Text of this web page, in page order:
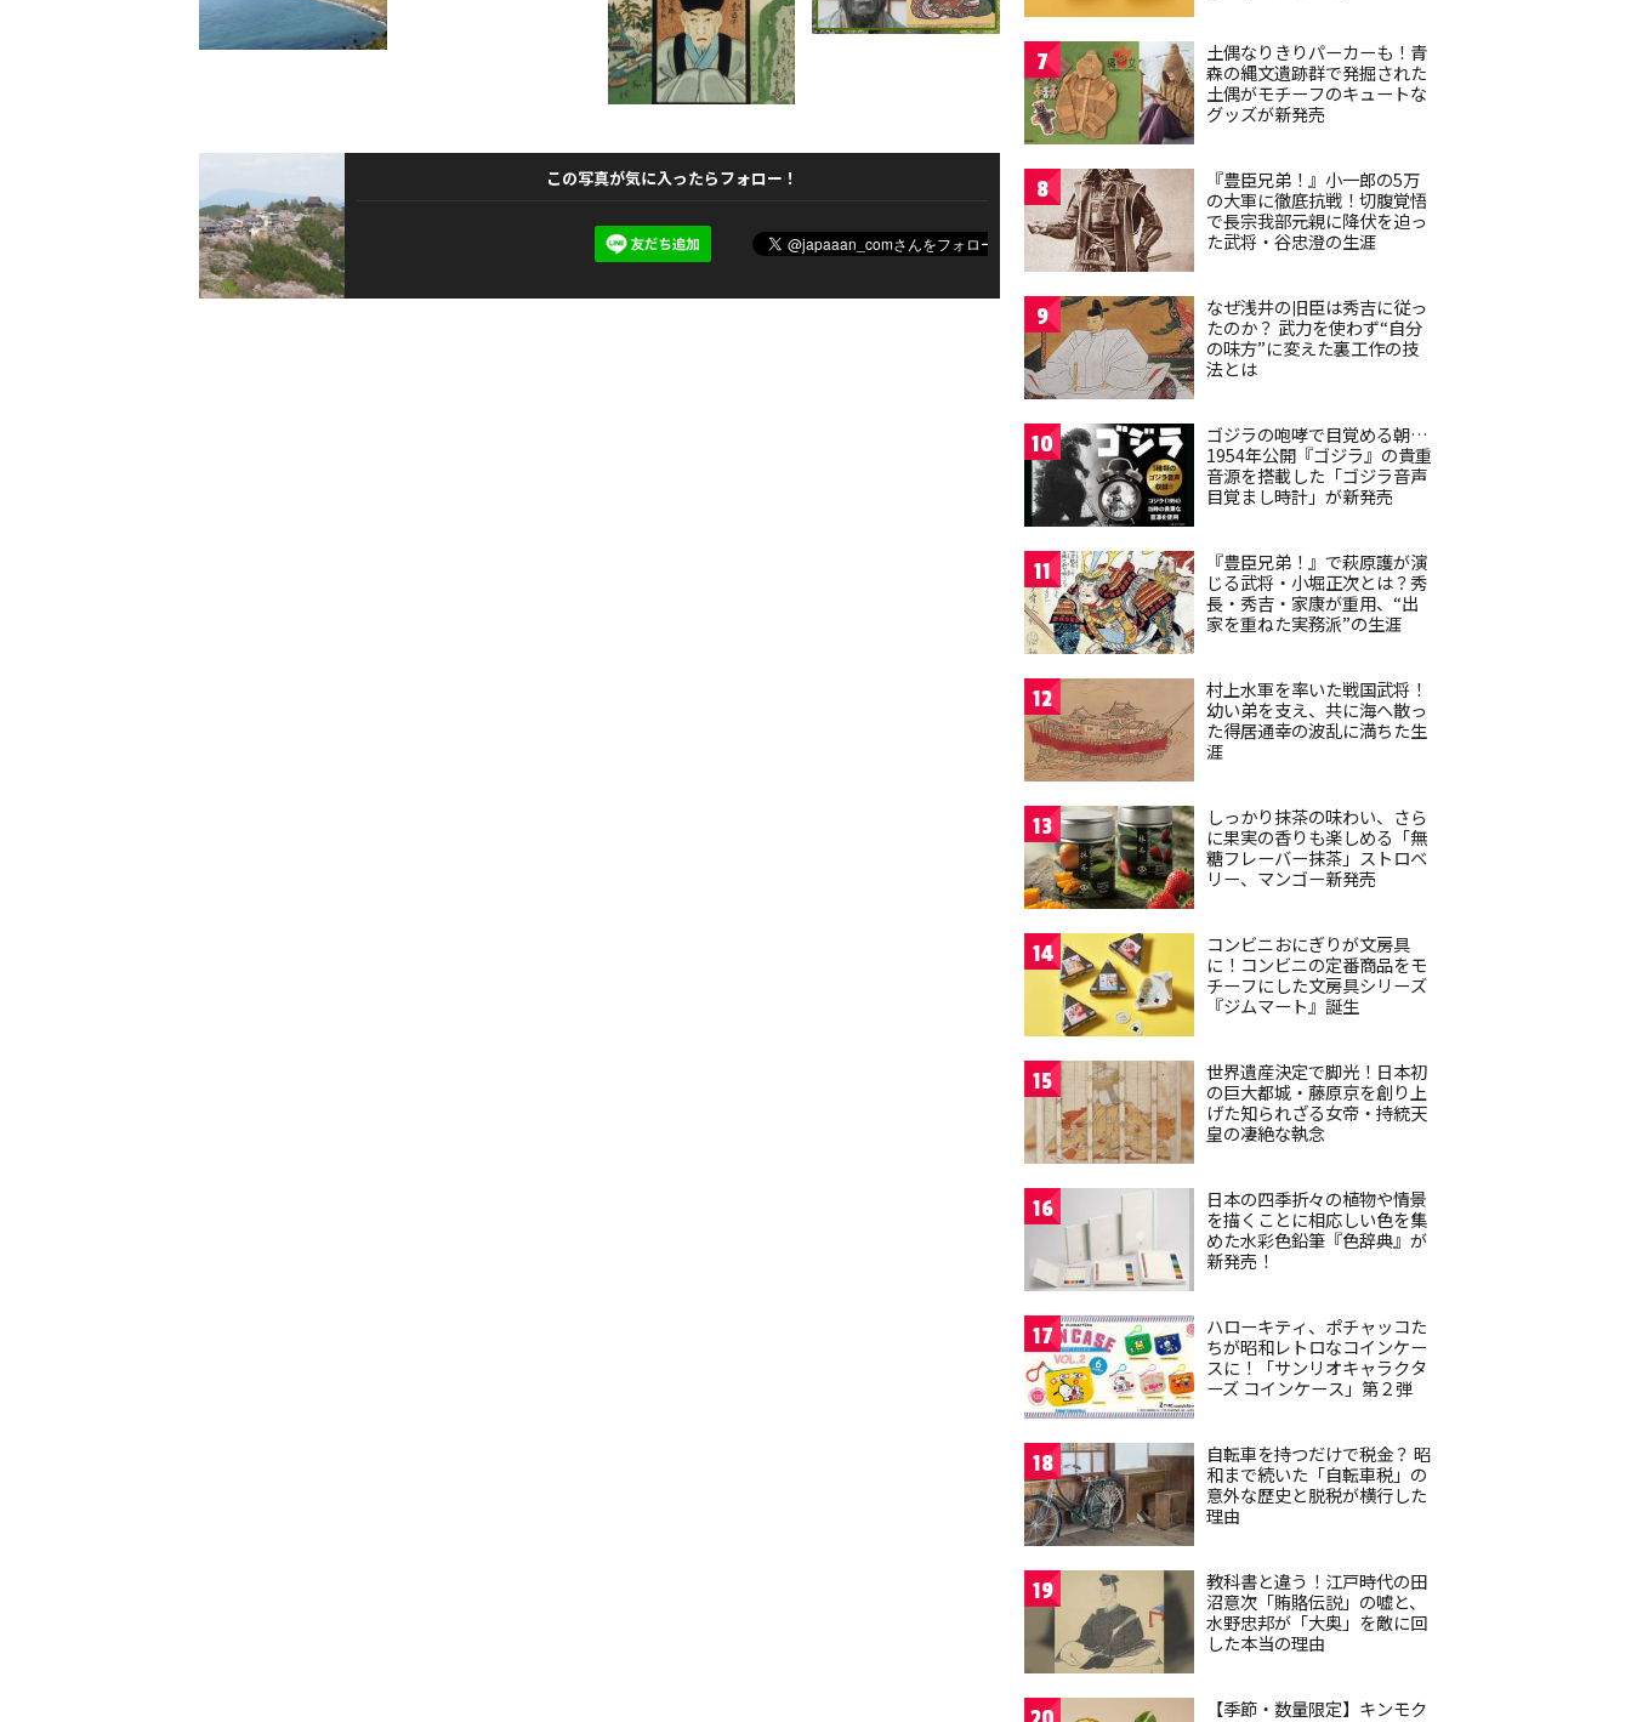
この写真が気に入ったらフォロー！
7
土偶なりきりパーカーも！青
森の縄文遺跡群で発掘された
土偶がモチーフのキュートな
グッズが新発売
8
『豊臣兄弟！』小一郎の5万
の大軍に徹底抗戦！切腹覚悟
で長宗我部元親に降伏を迫っ
た武将・谷忠澄の生涯
9
なぜ浅井の旧臣は秀吉に従っ
たのか？ 武力を使わず“自分
の味方”に変えた裏工作の技
法とは
10
ゴジラの咆哮で目覚める朝…
1954年公開『ゴジラ』の貴重
音源を搭載した「ゴジラ音声
目覚まし時計」が新発売
11
『豊臣兄弟！』で萩原護が演
じる武将・小堀正次とは？秀
長・秀吉・家康が重用、“出
家を重ねた実務派”の生涯
12
村上水軍を率いた戦国武将！
幼い弟を支え、共に海へ散っ
た得居通幸の波乱に満ちた生
涯
13
しっかり抹茶の味わい、さら
に果実の香りも楽しめる「無
糖フレーバー抹茶」ストロベ
リー、マンゴー新発売
14
コンビニおにぎりが文房具
に！コンビニの定番商品をモ
チーフにした文房具シリーズ
『ジムマート』誕生
15
世界遺産決定で脚光！日本初
の巨大都城・藤原京を創り上
げた知られざる女帝・持統天
皇の凄絶な執念
16
日本の四季折々の植物や情景
を描くことに相応しい色を集
めた水彩色鉛筆『色辞典』が
新発売！
17
ハローキティ、ポチャッコた
ちが昭和レトロなコインケー
スに！「サンリオキャラクタ
ーズ コインケース」第２弾
18
自転車を持つだけで税金？ 昭
和まで続いた「自転車税」の
意外な歴史と脱税が横行した
理由
19
教科書と違う！江戸時代の田
沼意次「賄賂伝説」の嘘と、
水野忠邦が「大奥」を敵に回
した本当の理由
【季節・数量限定】キンモク